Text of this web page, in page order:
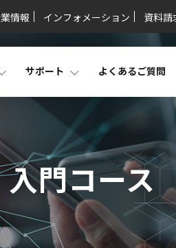
情報 インフォメーション 資料請
サポート よくあるご質問
門コース